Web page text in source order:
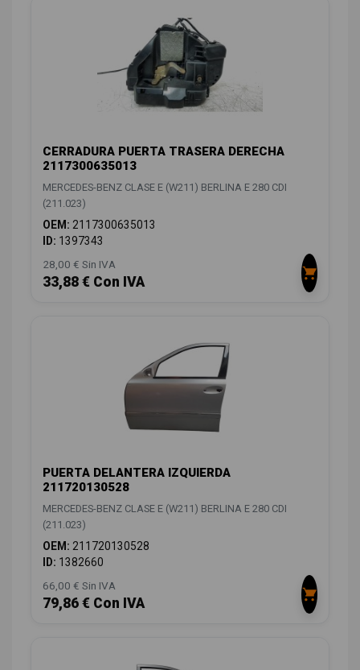
CERRADURA PUERTA TRASERA DERECHA
2117300635013
MERCEDES-BENZ CLASE E (W211) BERLINA E 280 CDI
(211.023)
OEM: 2117300635013
ID: 1397343
28,00 € Sin IVA
33,88 € Con IVA
PUERTA DELANTERA IZQUIERDA
211720130528
MERCEDES-BENZ CLASE E (W211) BERLINA E 280 CDI
(211.023)
OEM: 211720130528
ID: 1382660
66,00 € Sin IVA
79,86 € Con IVA